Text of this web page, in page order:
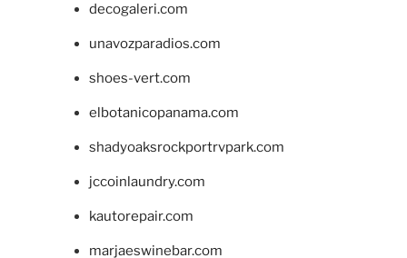
decogaleri.com
unavozparadios.com
shoes-vert.com
elbotanicopanama.com
shadyoaksrockportrvpark.com
jccoinlaundry.com
kautorepair.com
marjaeswinebar.com